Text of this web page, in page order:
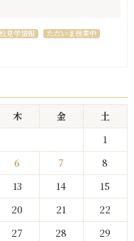
見学情報
ただいま授業中
木 金 土
1
6 7
8
13 14
15
20 21
22
27 28
29